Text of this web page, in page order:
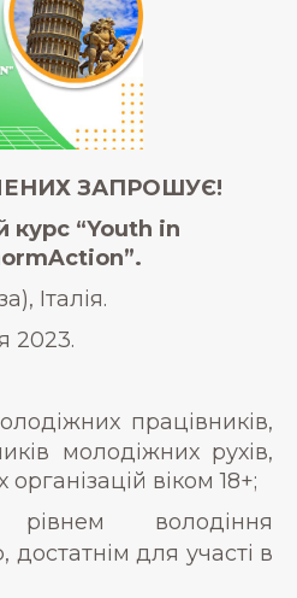
ЗАПРОШУЄ!
курс “Youth in
Італія.
2023.
працівників,
молодіжних рухів,
віком 18+;
володіння
для участі в